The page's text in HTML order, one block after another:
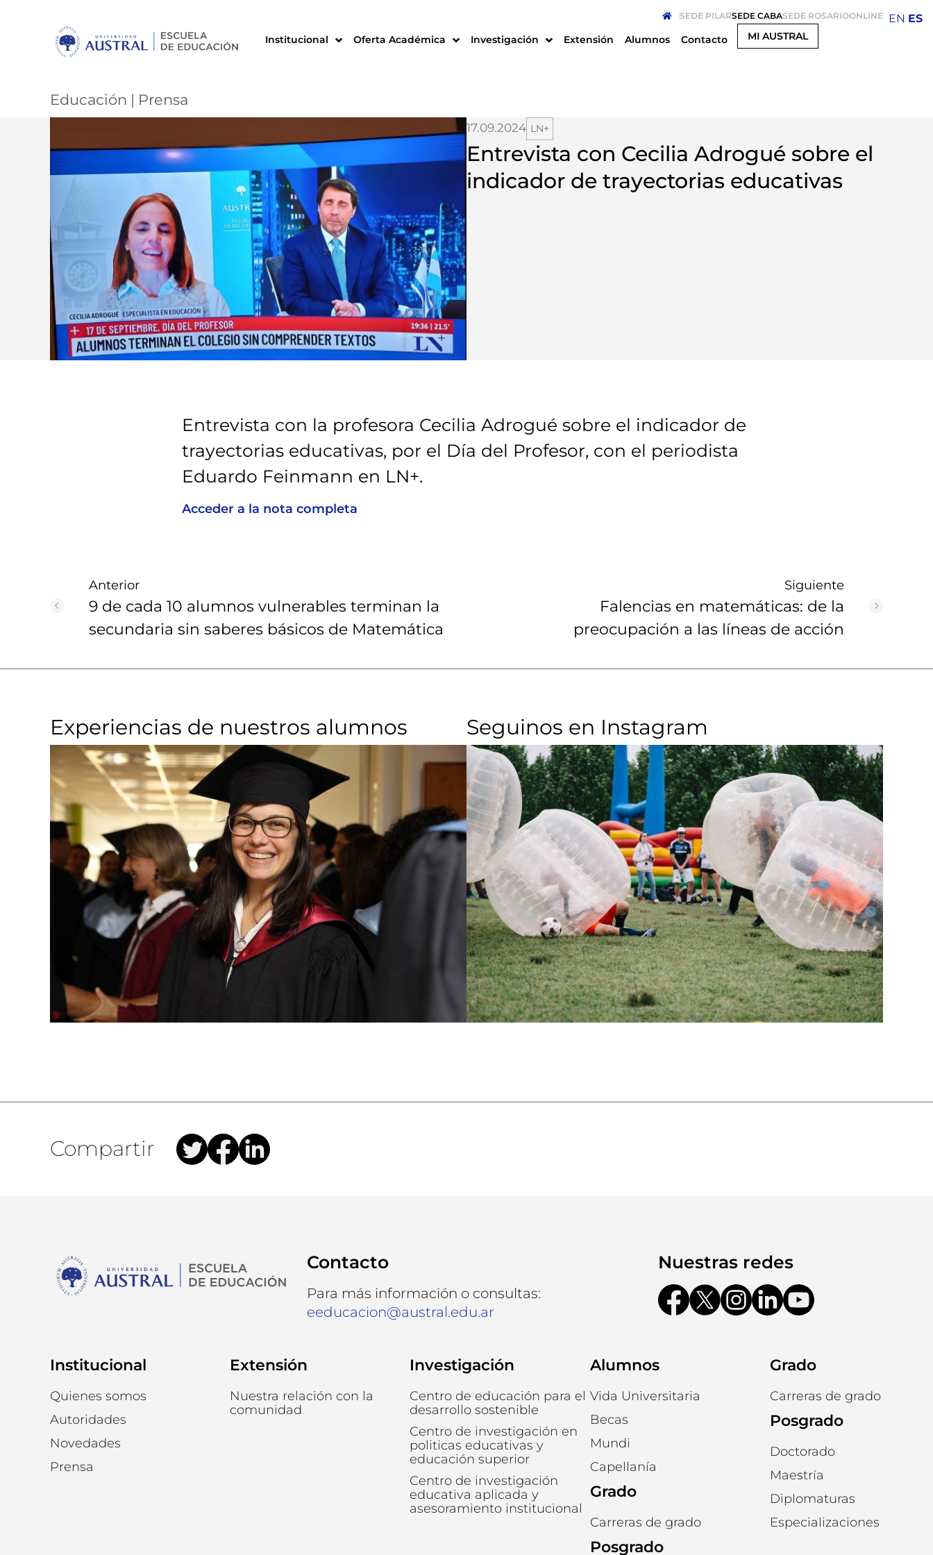
SEDE PILARSEDE CABASEDE ROSARIOONLINE
Institucional Oferta Académica Investigación Extensión Alumnos Contacto MI AUSTRAL
Educación | Prensa
17.09.2024 LN+
Entrevista con Cecilia Adrogué sobre el
indicador de trayectorias educativas
Entrevista con la profesora Cecilia Adrogué sobre el indicador de
trayectorias educativas, por el Día del Profesor, con el periodista
Eduardo Feinmann en LN+.
Acceder a la nota completa
Anterior
9 de cada 10 alumnos vulnerables terminan la
secundaria sin saberes básicos de Matemática
Siguiente
Falencias en matemáticas: de la
preocupación a las líneas de acción
Experiencias de nuestros alumnos​ Seguinos en Instagram
Compartir
Contacto
Para más información o consultas:
eeducacion@austral.edu.ar
Nuestras redes
Institucional
Quienes somos
Autoridades
Novedades
Prensa
Extensión
Nuestra relación con la
comunidad
Investigación
Centro de educación para el
desarrollo sostenible
Centro de investigación en
politicas educativas y
educación superior
Centro de investigación
educativa aplicada y
asesoramiento institucional
Alumnos
Vida Universitaria
Becas
Mundi
Capellanía
Grado
Carreras de grado
Posgrado
Grado
Carreras de grado
Posgrado
Doctorado
Maestría
Diplomaturas
Especializaciones
EN ES